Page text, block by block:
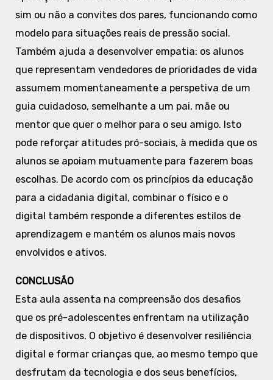
sim ou não a convites dos pares, funcionando como
modelo para situações reais de pressão social.
Também ajuda a desenvolver empatia: os alunos
que representam vendedores de prioridades de vida
assumem momentaneamente a perspetiva de um
guia cuidadoso, semelhante a um pai, mãe ou
mentor que quer o melhor para o seu amigo. Isto
pode reforçar atitudes pró-sociais, à medida que os
alunos se apoiam mutuamente para fazerem boas
escolhas. De acordo com os princípios da educação
para a cidadania digital, combinar o físico e o
digital também responde a diferentes estilos de
aprendizagem e mantém os alunos mais novos
envolvidos e ativos.
CONCLUSÃO
Esta aula assenta na compreensão dos desafios
que os pré-adolescentes enfrentam na utilização
de dispositivos. O objetivo é desenvolver resiliência
digital e formar crianças que, ao mesmo tempo que
desfrutam da tecnologia e dos seus benefícios,